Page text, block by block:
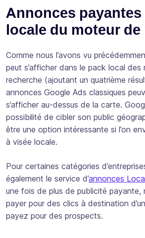
Annonces
locale du moteur de
Comme nous l’avons vu
peut s’afficher dans le pack local des
recherche (ajoutant un quatrième
annonces Google Ads classiques
s’afficher au-dessus de la carte.
possibilité de cibler son public
être une option intéressante si l’on
à visée locale.
Pour certaines catégories
également le service d’annonces
une fois de plus de publicité payante,
payer pour des clics à destination
payez pour des prospects.